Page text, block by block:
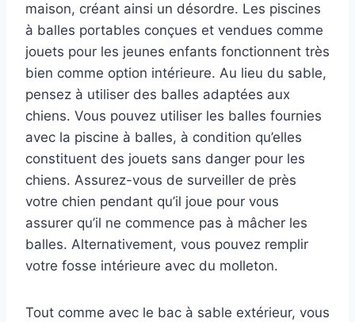
maison, créant ainsi un désordre. Les piscines
à balles portables conçues et vendues comme
jouets pour les jeunes enfants fonctionnent très
bien comme option intérieure. Au lieu du sable,
pensez à utiliser des balles adaptées aux
chiens. Vous pouvez utiliser les balles fournies
avec la piscine à balles, à condition qu’elles
constituent des jouets sans danger pour les
chiens. Assurez-vous de surveiller de près
votre chien pendant qu’il joue pour vous
assurer qu’il ne commence pas à mâcher les
balles. Alternativement, vous pouvez remplir
votre fosse intérieure avec du molleton.
Tout comme avec le bac à sable extérieur, vous